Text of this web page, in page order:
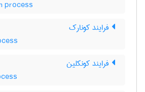
process
فرایند کونارک
فرایند کونکلین